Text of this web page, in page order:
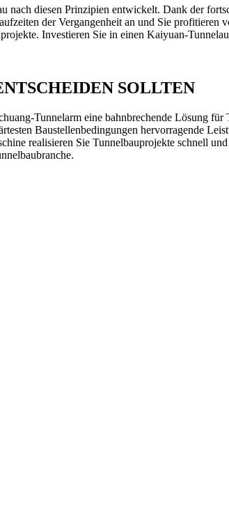
diesen Prinzipien entwickelt. Dank der
der Vergangenheit an und Sie
Investieren Sie in einen Kaiyuan-
SOLLTEN
Tunnelarm eine bahnbrechende Lösung
Baustellenbedingungen hervorragende
realisieren Sie Tunnelbauprojekte schnell